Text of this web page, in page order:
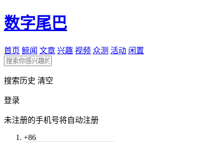
数字尾巴
首页 鲸闻 文章 兴趣 视频 众测 活动 闲置
搜索历史 清空
登录
未注册的手机号将自动注册
+86